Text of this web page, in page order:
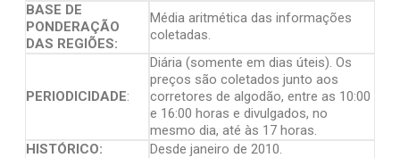
BASE DE
PONDERAÇÃO
DAS REGIÕES:
Média aritmética das informações
coletadas.
PERIODICIDADE:
Diária (somente em dias úteis). Os
preços são coletados junto aos
corretores de algodão, entre as 10:00
e 16:00 horas e divulgados, no
mesmo dia, até às 17 horas.
HISTÓRICO:
Desde janeiro de 2010.